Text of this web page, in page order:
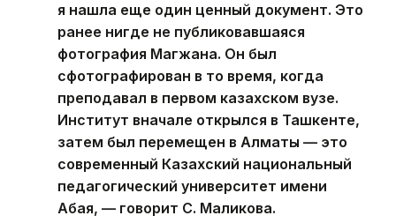
я нашла еще один ценный документ. Это
ранее нигде не публиковавшаяся
фотография Магжана. Он был
сфотографирован в то время, когда
преподавал в первом казахском вузе.
Институт вначале открылся в Ташкенте,
затем был перемещен в Алматы — это
современный Казахский национальный
педагогический университет имени
Абая, — говорит С. Маликова.